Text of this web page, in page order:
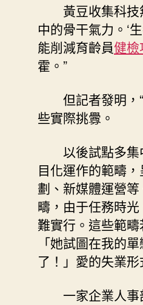
黃豆收集科
中的骨干氣力。‘
能削減育齡員健檢
霍。”
但記者發明，
些實際挑釁。
以後試點多
目化運作的範疇
劃、新媒體運營
疇，由于任務時
難實行。這些範
「她試圖在我的
了！」愛的失業
一家企業人